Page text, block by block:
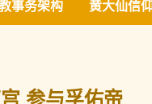
事务架构 黄大仙信
参与孚佑帝